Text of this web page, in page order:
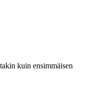
kuin ensimmäisen